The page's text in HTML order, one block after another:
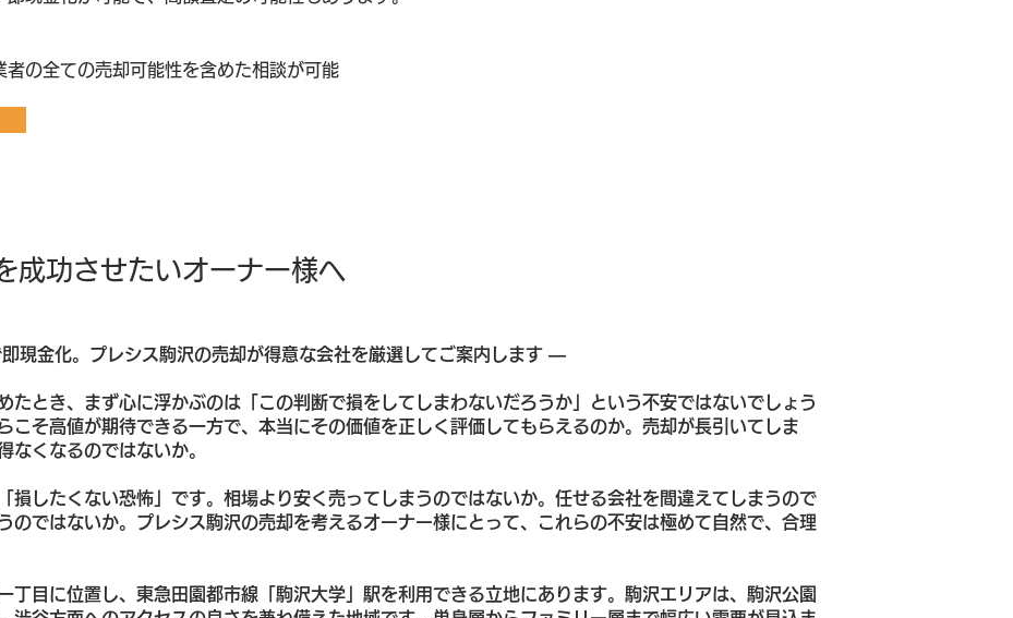
の全ての売却可能性を含めた相談が可能
成功させたいオーナー様へ
現金化。プレシス駒沢の売却が得意な会社を厳選してご案内します ―
たとき、まず心に浮かぶのは「この判断で損をしてしまわないだろうか」という不安ではないでしょう
こそ高値が期待できる一方で、本当にその価値を正しく評価してもらえるのか。売却が長引いてしま
なくなるのではないか。
損したくない恐怖」です。相場より安く売ってしまうのではないか。任せる会社を間違えてしまうので
のではないか。プレシス駒沢の売却を考えるオーナー様にとって、これらの不安は極めて自然で、合理
丁目に位置し、東急田園都市線「駒沢大学」駅を利用できる立地にあります。駒沢エリアは、駒沢公園